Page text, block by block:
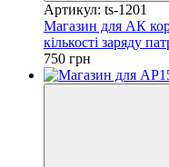
Артикул: ts-1201
Магазин для АК
кількості заряду
750 грн